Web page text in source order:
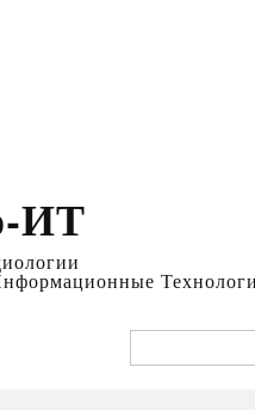
ИТ
Форма